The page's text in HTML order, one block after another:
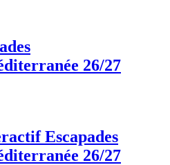
26/27
Escapades
26/27